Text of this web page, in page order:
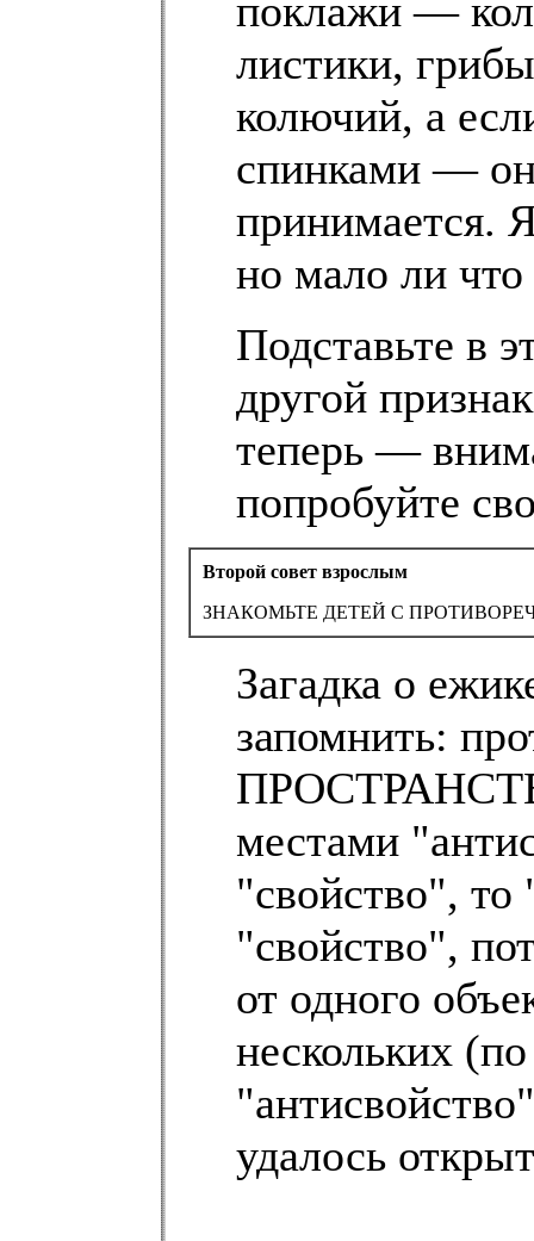
поклажи —
листики,
колючий, а
спинками —
принимается.
но мало ли
Подставьте в
другой
теперь —
попробуйте
Второй совет взрослым
ЗНАКОМЬТЕ ДЕТЕЙ С
Загадка о
запомнить:
местами
"свойство", то
"свойство",
от одного
нескольких
удалось